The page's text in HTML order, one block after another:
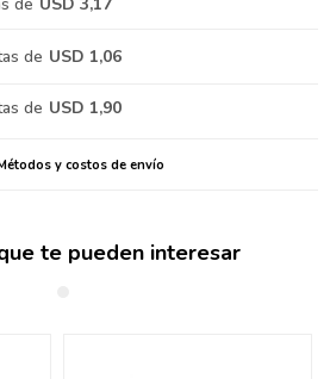
de USD 1,06
de USD 1,90
y costos de envío
te pueden interesar